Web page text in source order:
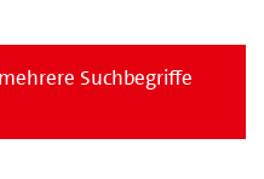
Suchbegriffe